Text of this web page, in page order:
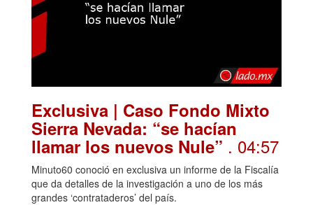
Exclusiva | Caso Fondo Mixto
Sierra Nevada: “se hacían
llamar los nuevos Nule” . 04:57
Minuto60 conoció en exclusiva un informe de la Fiscalía
que da detalles de la investigación a uno de los más
grandes ‘contrataderos’ del país.